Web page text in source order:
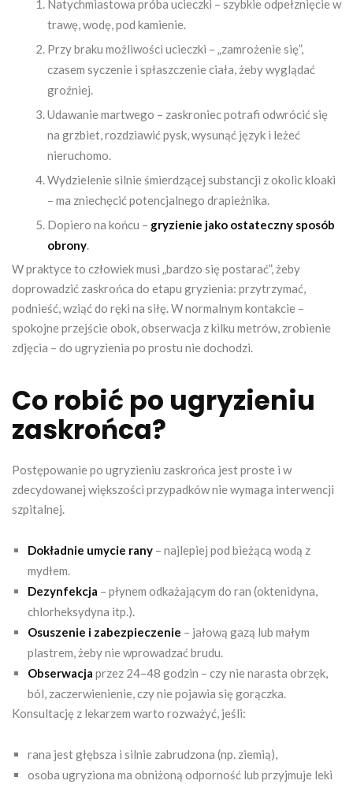
Natychmiastowa próba ucieczki – szybkie odpełznięcie w
trawę, wodę, pod kamienie.
Przy braku możliwości ucieczki – „zamrożenie się”,
czasem syczenie i spłaszczenie ciała, żeby wyglądać
groźniej.
Udawanie martwego – zaskroniec potrafi odwrócić się
na grzbiet, rozdziawić pysk, wysunąć język i leżeć
nieruchomo.
Wydzielenie silnie śmierdzącej substancji z okolic kloaki
– ma zniechęcić potencjalnego drapieżnika.
Dopiero na końcu – gryzienie jako ostateczny sposób
obrony.
W praktyce to człowiek musi „bardzo się postarać”, żeby
doprowadzić zaskrońca do etapu gryzienia: przytrzymać,
podnieść, wziąć do ręki na siłę. W normalnym kontakcie –
spokojne przejście obok, obserwacja z kilku metrów, zrobienie
zdjęcia – do ugryzienia po prostu nie dochodzi.
Co robić po ugryzieniu
zaskrońca?
Postępowanie po ugryzieniu zaskrońca jest proste i w
zdecydowanej większości przypadków nie wymaga interwencji
szpitalnej.
Dokładnie umycie rany – najlepiej pod bieżącą wodą z
mydłem.
Dezynfekcja – płynem odkażającym do ran (oktenidyna,
chlorheksydyna itp.).
Osuszenie i zabezpieczenie – jałową gazą lub małym
plastrem, żeby nie wprowadzać brudu.
Obserwacja przez 24–48 godzin – czy nie narasta obrzęk,
ból, zaczerwienienie, czy nie pojawia się gorączka.
Konsultację z lekarzem warto rozważyć, jeśli:
rana jest głębsza i silnie zabrudzona (np. ziemią),
osoba ugryziona ma obniżoną odporność lub przyjmuje leki